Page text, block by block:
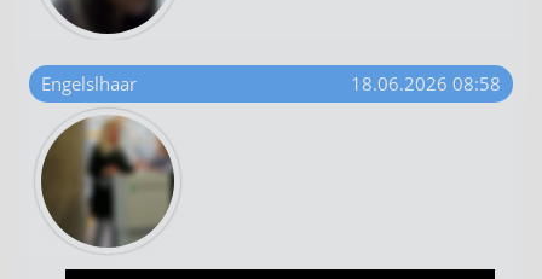
Engelslhaar 18.06.2026 08:58